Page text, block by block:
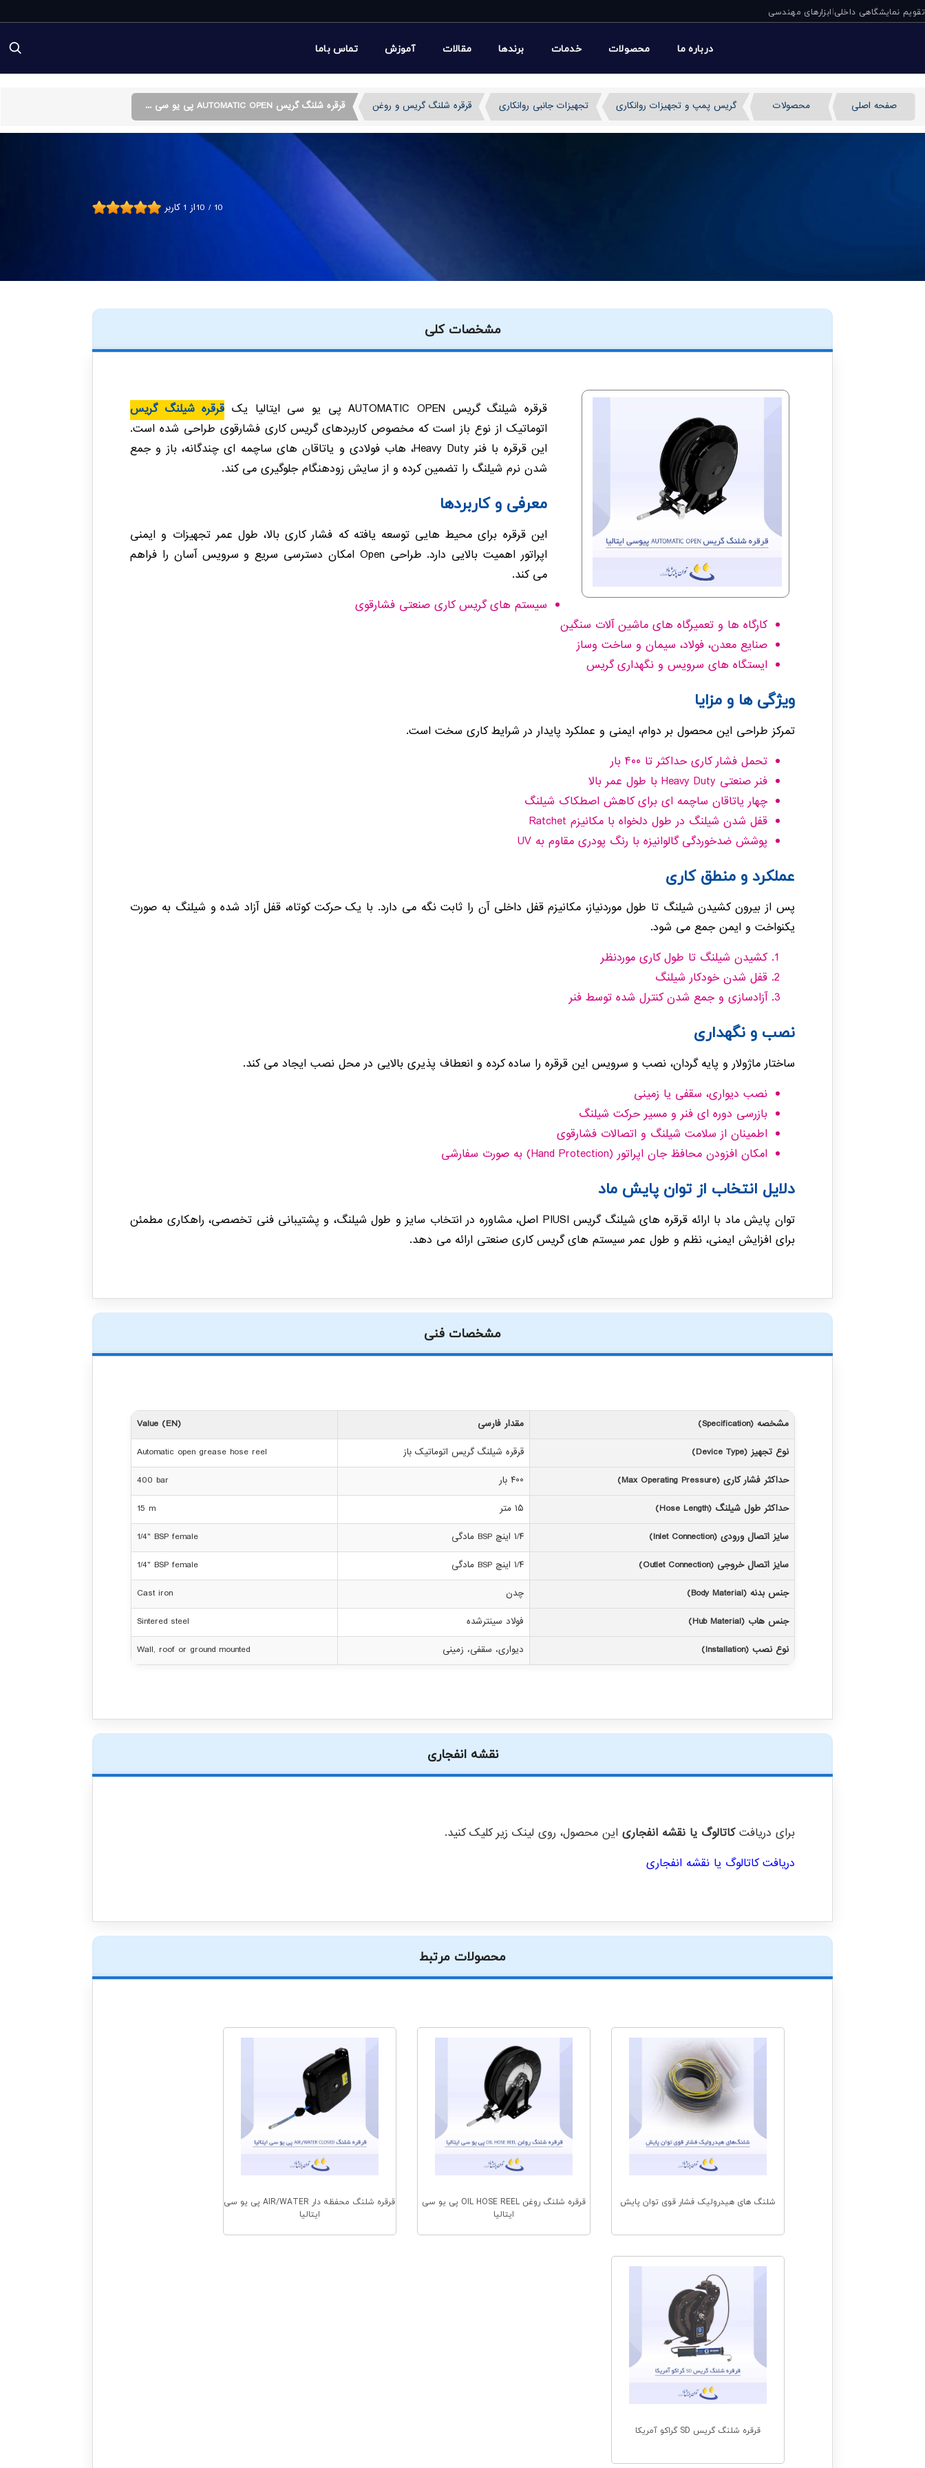
تقویم نمایشگاهی داخلی|ابزارهای مهندسی
درباره ما محصولات خدمات برندها مقالات آموزش تماس باما
صفحه اصلی محصولات گریس پمپ و تجهیزات روانکاری تجهیزات جانبی روانکاری قرقره شلنگ گریس و روغن قرقره شلنگ گریس AUTOMATIC OPEN پی یو سی ...
10 / 10 از 1کاربر
مشخصات کلی
قرقره شیلنگ گریس AUTOMATIC OPEN پی یو سی ایتالیا یک
قرقره شیلنگ گریس
اتوماتیک از نوع باز است که مخصوص کاربردهای گریس کاری فشارقوی طراحی شده است.
این قرقره با فنر Heavy Duty، هاب فولادی و یاتاقان های ساچمه ای چندگانه، باز و جمع
شدن نرم شیلنگ را تضمین کرده و از سایش زودهنگام جلوگیری می کند.
معرفی و کاربردها
این قرقره برای محیط هایی توسعه یافته که فشار کاری بالا، طول عمر تجهیزات و ایمنی
اپراتور اهمیت بالایی دارد. طراحی Open امکان دسترسی سریع و سرویس آسان را فراهم
می کند.
سیستم های گریس کاری صنعتی فشارقوی
کارگاه ها و تعمیرگاه های ماشین آلات سنگین
صنایع معدن، فولاد، سیمان و ساخت وساز
ایستگاه های سرویس و نگهداری گریس
ویژگی ها و مزایا
تمرکز طراحی این محصول بر دوام، ایمنی و عملکرد پایدار در شرایط کاری سخت است.
تحمل فشار کاری حداکثر تا ۴۰۰ بار
فنر صنعتی Heavy Duty با طول عمر بالا
چهار یاتاقان ساچمه ای برای کاهش اصطکاک شیلنگ
قفل شدن شیلنگ در طول دلخواه با مکانیزم Ratchet
پوشش ضدخوردگی گالوانیزه با رنگ پودری مقاوم به UV
عملکرد و منطق کاری
پس از بیرون کشیدن شیلنگ تا طول موردنیاز، مکانیزم قفل داخلی آن را ثابت نگه می دارد. با یک حرکت کوتاه، قفل آزاد شده و شیلنگ به صورت
یکنواخت و ایمن جمع می شود.
کشیدن شیلنگ تا طول کاری موردنظر
قفل شدن خودکار شیلنگ
آزادسازی و جمع شدن کنترل شده توسط فنر
نصب و نگهداری
ساختار ماژولار و پایه گردان، نصب و سرویس این قرقره را ساده کرده و انعطاف پذیری بالایی در محل نصب ایجاد می کند.
نصب دیواری، سقفی یا زمینی
بازرسی دوره ای فنر و مسیر حرکت شیلنگ
اطمینان از سلامت شیلنگ و اتصالات فشارقوی
امکان افزودن محافظ جان اپراتور (Hand Protection) به صورت سفارشی
دلایل انتخاب از توان پایش ماد
توان پایش ماد با ارائه قرقره های شیلنگ گریس PIUSI اصل، مشاوره در انتخاب سایز و طول شیلنگ، و پشتیبانی فنی تخصصی، راهکاری مطمئن
برای افزایش ایمنی، نظم و طول عمر سیستم های گریس کاری صنعتی ارائه می دهد.
مشخصات فنی
مشخصه (Specification) مقدار فارسی
Value (EN)
نوع تجهیز (Device Type)
قرقره شیلنگ گریس اتوماتیک باز
Automatic open grease hose reel
حداکثر فشار کاری (Max Operating Pressure)
۴۰۰ بار
400 bar
حداکثر طول شیلنگ (Hose Length)
۱۵ متر
15 m
سایز اتصال ورودی (Inlet Connection)
۱/۴ اینچ BSP مادگی
1/4" BSP female
سایز اتصال خروجی (Outlet Connection)
۱/۴ اینچ BSP مادگی
1/4" BSP female
جنس بدنه (Body Material)
چدن
Cast iron
جنس هاب (Hub Material)
فولاد سینترشده
Sintered steel
نوع نصب (Installation)
دیواری، سقفی، زمینی Wall, roof or ground mounted
نقشه انفجاری
برای دریافتکاتالوگ یا نقشه انفجاری این محصول، روی لینک زیر کلیک کنید.
دریافت کاتالوگ یا نقشه انفجاری
محصولات مرتبط
شلنگ های هیدرولیک فشار قوی توان پایش
قرقره شلنگ روغن OIL HOSE REEL پی یو سی
ایتالیا
قرقره شلنگ محفظه دار AIR/WATER پی یو سی
ایتالیا
قرقره شلنگ گریس SD گراکو آمریکا